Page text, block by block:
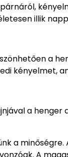
illik
a
kényelmet,
a
a
A